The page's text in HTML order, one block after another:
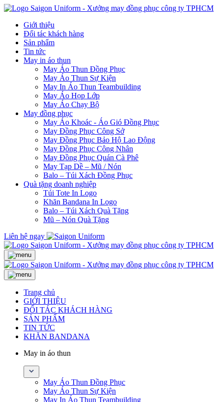
Giới thiệu
Đối tác khách hàng
Sản phẩm
Tin tức
May in áo thun
May Áo Thun Đồng Phục
May Áo Thun Sự Kiện
May In Áo Thun Teambuilding
May Áo Họp Lớp
May Áo Chạy Bộ
May đồng phục
May Áo Khoác - Áo Gió Đồng Phục
May Đồng Phục Công Sở
May Đồng Phục Bảo Hộ Lao Động
May Đồng Phục Công Nhân
May Đồng Phục Quán Cà Phê
May Tạp Dề – Mũ / Nón
Balo – Túi Xách Đồng Phục
Quà tặng doanh nghiệp
Túi Tote In Logo
Khăn Bandana In Logo
Balo – Túi Xách Quà Tặng
Mũ – Nón Quà Tặng
Liên hệ ngay
Trang chủ
GIỚI THIỆU
ĐỐI TÁC KHÁCH HÀNG
SẢN PHẨM
TIN TỨC
KHĂN BANDANA
May in áo thun
May Áo Thun Đồng Phục
May Áo Thun Sự Kiện
May In Áo Thun Teambuilding